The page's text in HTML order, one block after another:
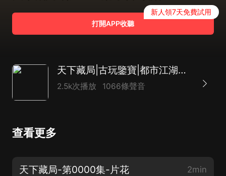
打開APP收聽
新人領7天免費試用
天下藏局|古玩鑒寶|都市江湖盜墓|黃金瞳|多人
2.5k次播放 1066條聲音
查看更多
天下藏局-第0000集-片花 2min